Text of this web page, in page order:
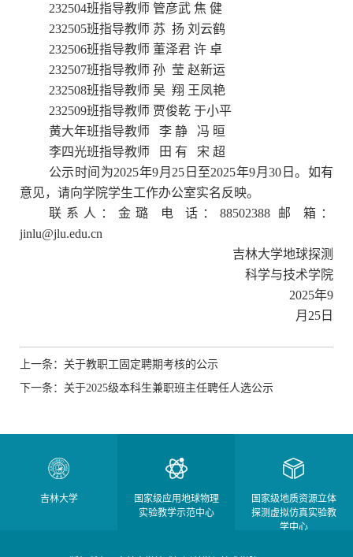
232504班指导教师 管彦武 焦 健
232505班指导教师 苏 扬 刘云鹤
232506班指导教师 董泽君 许 卓
232507班指导教师 孙 莹 赵新运
232508班指导教师 吴 翔 王凤艳
232509班指导教师 贾俊乾 于小平
黄大年班指导教师
李 静 冯 晅
李四光班指导教师
田 有 宋 超
公示时间为2025年9月 25 日至2025年9月30 日。如有
意见，请向学院学生工作办公室实名反映。
联系人：金璐
电 话：88502388 邮 箱：
jinlu@jlu.edu.cn
吉林大学地球探测
科学与技术学院
2025年9
月 25 日
上一条：关于教职工固定聘期考核的公示
下一条：关于2025级本科生兼职班主任聘任人选公示
吉林大学
国家级应用地球物理
实验教学示范中心
国家级地质资源立体
探测虚拟仿真实验教
学中心